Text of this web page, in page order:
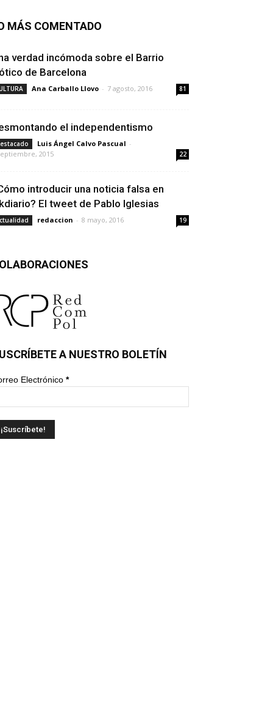
MÁS COMENTADO
verdad incómoda sobre el Barrio
de Barcelona
Ana Carballo Llovo - 7 agosto, 2016 81
el independentismo
Luis Ángel Calvo Pascual -
2015
22
introducir una noticia falsa en
El tweet de Pablo Iglesias
redaccion - 8 mayo, 2016 19
A NUESTRO BOLETÍN
Electrónico *